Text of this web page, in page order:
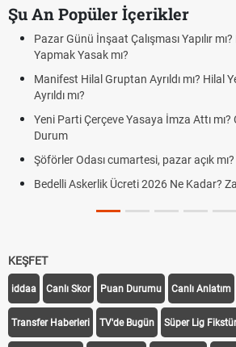
Şu An Popüler İçerikler
Bedelli askerlik çarşı izni var mı?
Kuyumcular cumartesi, pazar günü
cumartesi-pazar günü kaça kadar
Hafta Sonları Yıllık İzinden Sayılır
Cumartesi ve Pazar Detayı
Aras Kargo Cumartesi-pazar açık
Cumartesi çalışma saatleri!
Hazırlık Maçı ve Dostluk Maçı
KEŞFET
iddaa Canlı Skor Puan Durumu Canlı Anlatım
Transfer Haberleri TV'de Bugün Süper Lig Fikstür